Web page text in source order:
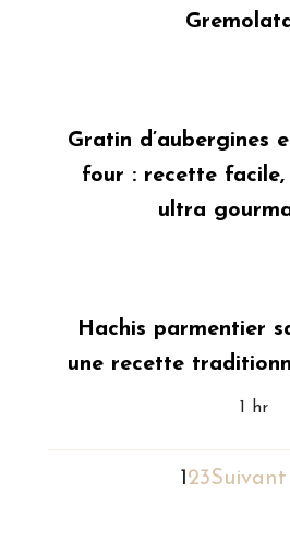
Gratin d’aubergines
four : recette
ultra
Hachis parmentier
une recette
1 hr
1 23Suivant